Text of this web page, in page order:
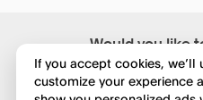
Would you like
in
If you accept cookies,
customize your experience